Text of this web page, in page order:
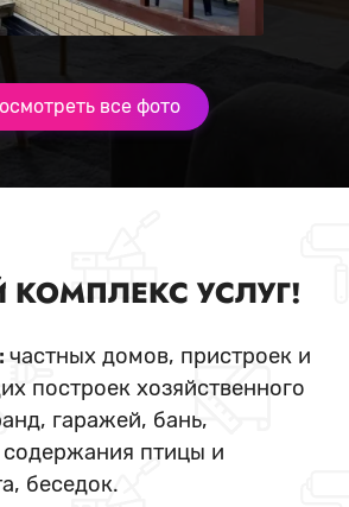
все фото
УСЛУГ!
частных домов, пристроек и
построек хозяйственного
гаражей, бань,
птицы и
беседок.